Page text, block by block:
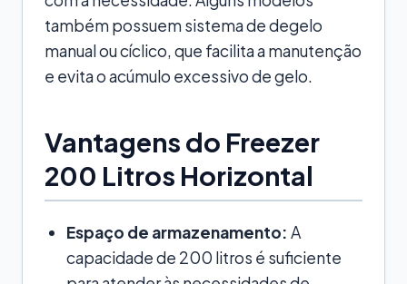
também possuem sistema de degelo
manual ou cíclico, que facilita a manutenção
e evita o acúmulo excessivo de gelo.
Vantagens do Freezer
200 Litros Horizontal
Espaço de armazenamento: A
capacidade de 200 litros é suficiente